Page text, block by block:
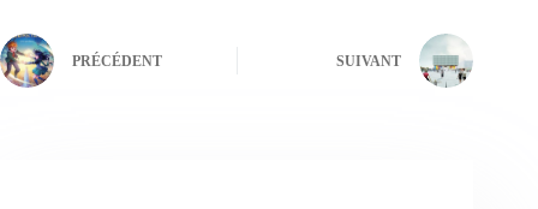
PRÉCÉDENT SUIVANT